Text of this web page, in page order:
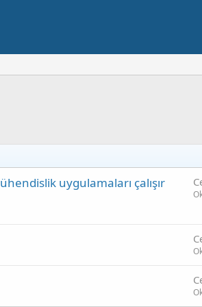
uygulamaları çalışır